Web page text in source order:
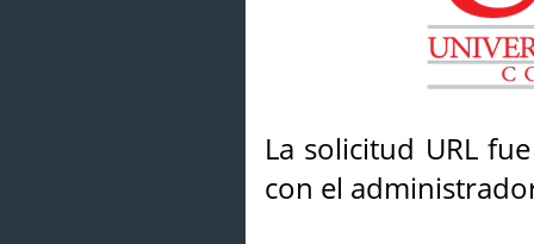
La solicitud URL
con el